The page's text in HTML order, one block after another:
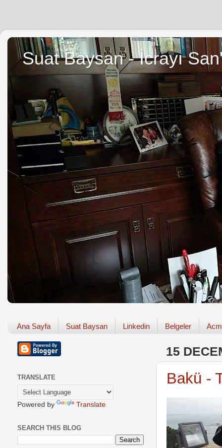
Suat Baysan - İcrayı
Ana Sayfa Suat Baysan Linkedin Belgeler
15
Bakü -
TRANSLATE
Powered by Translate
SEARCH THIS BLOG